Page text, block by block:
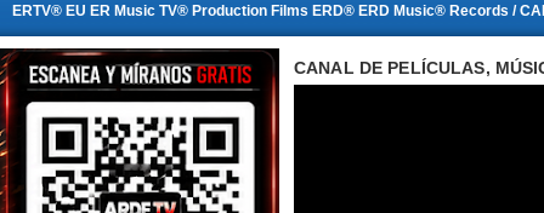
ERTV® EU ER Music TV® Production Films ERD® ERD Music® Records /
CANAL DE PELÍCULAS,